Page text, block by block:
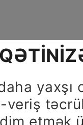
MİO
YUYUCU
GEL
1
MİO
YUYUCU
GEL
Stokda Yoxdur